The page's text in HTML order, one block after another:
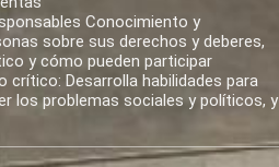
Conocimiento y
sobre sus derechos y deberes,
y cómo pueden participar
crítico: Desarrolla habilidades para
los problemas sociales y políticos, y